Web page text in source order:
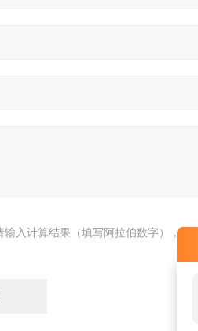
输入计算结果（填写阿拉伯数字），如